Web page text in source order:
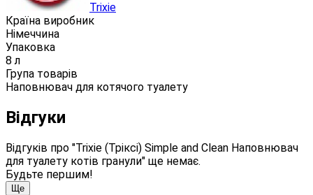
Trixie
Країна виробник
Німеччина
Упаковка
8 л
Група товарів
Наповнювач для котячого туалету
Відгуки
Відгуків про "Trixie (Тріксі) Simple and Clean Наповнювач
для туалету котів гранули" ще немає.
Будьте першим!
Ще